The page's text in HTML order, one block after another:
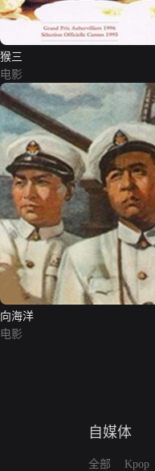
猴三
电影
向海洋
电影
自媒体
全部
Kpop